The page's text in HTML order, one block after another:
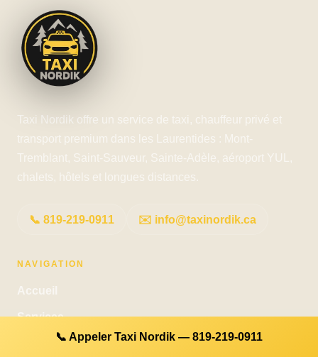
📞 Appeler Taxi Nordik — 819-219-0911
Taxi Nordik offre un service de taxi, chauffeur privé et
transport premium dans les Laurentides : Mont-
Tremblant, Saint-Sauveur, Sainte-Adèle, aéroport YUL,
chalets, hôtels et longues distances.
📞 819-219-0911 ✉️ info@taxinordik.ca
NAVIGATION
Accueil
Services
Zones desservies